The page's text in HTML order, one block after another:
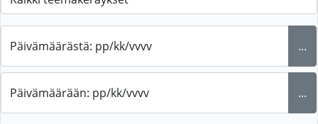
Päivämäärästä: pp/kk/vvvv ...
Päivämäärään: pp/kk/vvvv ...